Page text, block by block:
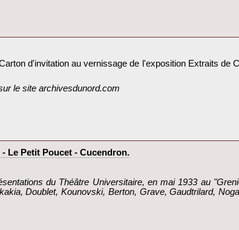
d'invitation au vernissage de l'exposition Extraits de
le site archivesdunord.com‎
Le Petit Poucet - Cucendron.‎
du Théâtre Universitaire, en mai 1933 au
Doublet, Kounovski, Berton, Grave, Gaudtrilard,